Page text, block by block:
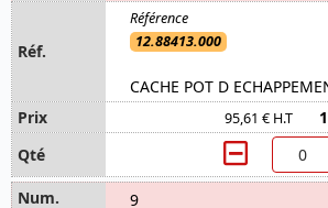
12.88413.000
CACHE POT D
95,61 € H.T
9